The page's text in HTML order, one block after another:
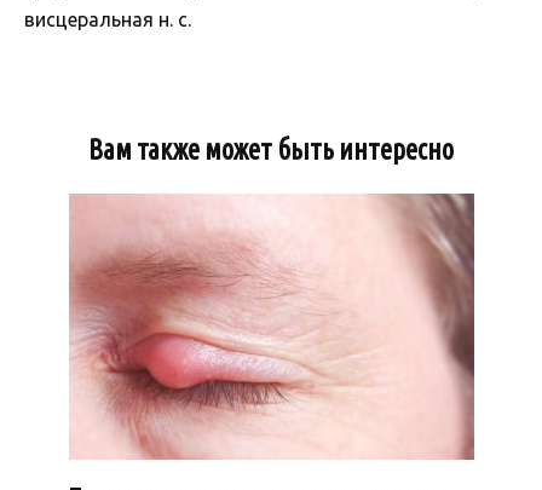
висцеральная н. с.
Вам также может быть интересно